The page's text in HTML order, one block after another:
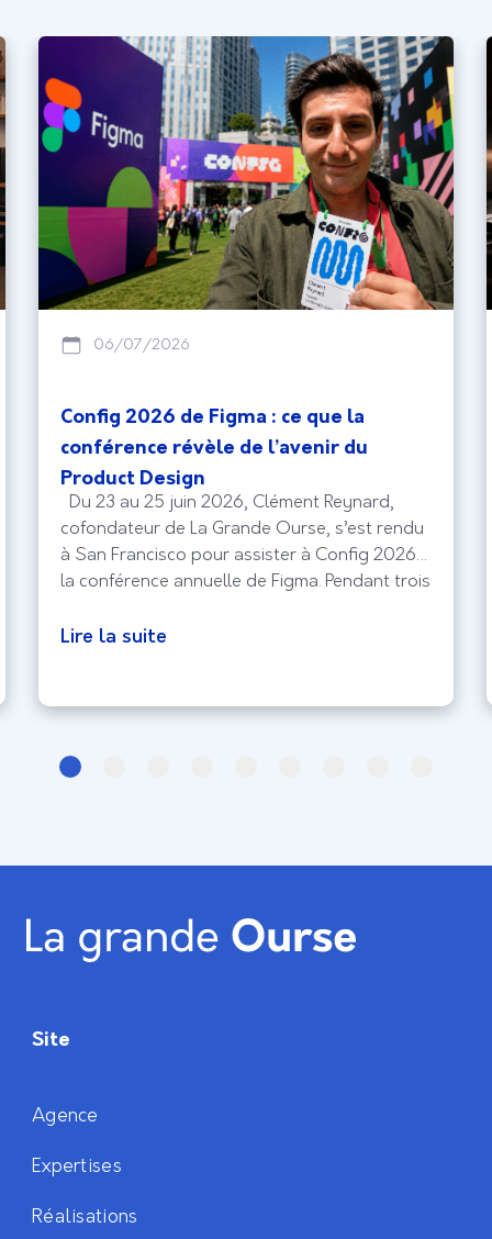
06/07/2026
Config 2026 de Figma : ce que la
conférence révèle de l’avenir du
Product Design
Du 23 au 25 juin 2026, Clément Reynard,
cofondateur de La Grande Ourse, s’est rendu
à San Francisco pour assister à Config 2026,
la conférence annuelle de Figma. Pendant trois
UX du monde entier se sont réunis pour
Lire la suite
Site
Agence
Expertises
Réalisations